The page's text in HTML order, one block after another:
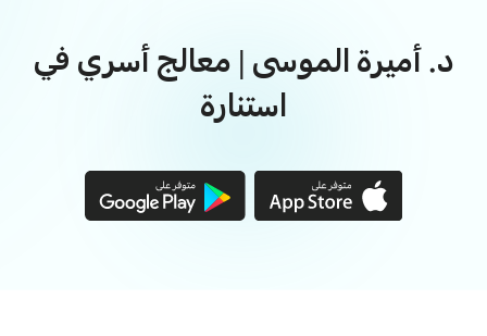
د. أميرة الموسى | معالج أسري في
استنارة